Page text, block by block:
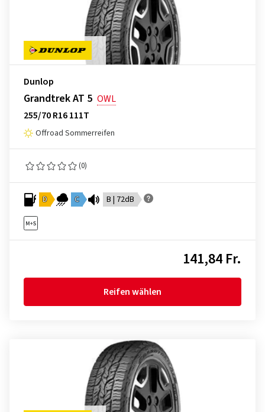
Dunlop
Grandtrek AT 5 OWL
255/70 R16 111T
Offroad Sommerreifen
(0)
D C B | 72dB
141,84 Fr.
Reifen wählen